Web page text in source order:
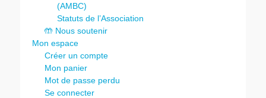
(AMBC)
Statuts de l’Association
🤲 Nous soutenir
Mon espace
Créer un compte
Mon panier
Mot de passe perdu
Se connecter